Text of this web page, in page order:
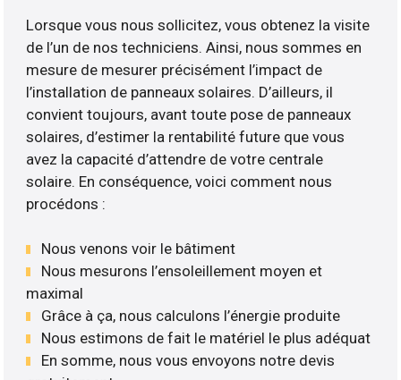
Lorsque vous nous sollicitez, vous obtenez la visite
de l’un de nos techniciens. Ainsi, nous sommes en
mesure de mesurer précisément l’impact de
l’installation de panneaux solaires. D’ailleurs, il
convient toujours, avant toute pose de panneaux
solaires, d’estimer la rentabilité future que vous
avez la capacité d’attendre de votre centrale
solaire. En conséquence, voici comment nous
procédons :
Nous venons voir le bâtiment
Nous mesurons l’ensoleillement moyen et
maximal
Grâce à ça, nous calculons l’énergie produite
Nous estimons de fait le matériel le plus adéquat
En somme, nous vous envoyons notre devis